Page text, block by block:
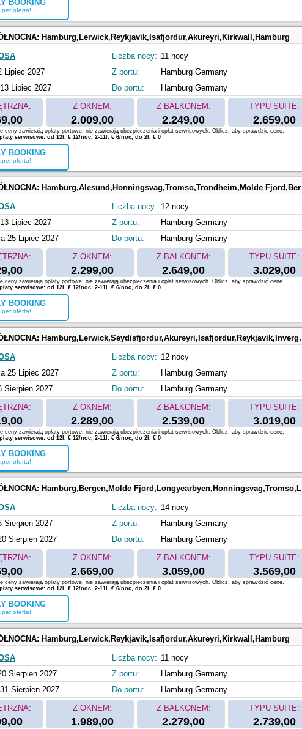
BOOKING
oferta!
Hamburg,Lerwick,Reykjavik,Isafjordur,Akureyri,Kirkwall,Hamburg
Lipiec 2027
Lipiec 2027
Liczba nocy: 11 nocy
Z portu:
Hamburg Germany
Do portu:
Hamburg Germany
Z OKNEM:
2.009,00
Z BALKONEM:
2.249,00
TYPU SUITE:
2.659,00
BOOKING
oferta!
ceny zawierają opłaty portowe, nie zawierają ubezpieczenia i opłat serwisowych. Oblicz, aby sprawdzić cenę.
serwisowe: od 12l. € 12/noc, 2-11l. € 6/noc, do 2l. € 0
Hamburg,Alesund,Honningsvag,Tromso,Trondheim,Molde Fjord,Bergen,Kristiansand,Hamburg
Lipiec 2027
25 Lipiec 2027
Liczba nocy: 12 nocy
Z portu:
Hamburg Germany
Do portu:
Hamburg Germany
Z OKNEM:
2.299,00
Z BALKONEM:
2.649,00
TYPU SUITE:
3.029,00
BOOKING
oferta!
ceny zawierają opłaty portowe, nie zawierają ubezpieczenia i opłat serwisowych. Oblicz, aby sprawdzić cenę.
serwisowe: od 12l. € 12/noc, 2-11l. € 6/noc, do 2l. € 0
Hamburg,Lerwick,Seydisfjordur,Akureyri,Isafjordur,Reykjavik,Invergordon,South Queensferry,Hamburg
25 Lipiec 2027
Sierpien 2027
Liczba nocy: 12 nocy
Z portu:
Hamburg Germany
Do portu:
Hamburg Germany
Z OKNEM:
2.289,00
Z BALKONEM:
2.539,00
TYPU SUITE:
3.019,00
BOOKING
oferta!
ceny zawierają opłaty portowe, nie zawierają ubezpieczenia i opłat serwisowych. Oblicz, aby sprawdzić cenę.
serwisowe: od 12l. € 12/noc, 2-11l. € 6/noc, do 2l. € 0
Hamburg,Bergen,Molde Fjord,Longyearbyen,Honningsvag,Tromso,Leknes,Haugesund,Hamburg
Sierpien 2027
Sierpien 2027
Liczba nocy: 14 nocy
Z portu:
Hamburg Germany
Do portu:
Hamburg Germany
Z OKNEM:
2.669,00
Z BALKONEM:
3.059,00
TYPU SUITE:
3.569,00
BOOKING
oferta!
ceny zawierają opłaty portowe, nie zawierają ubezpieczenia i opłat serwisowych. Oblicz, aby sprawdzić cenę.
serwisowe: od 12l. € 12/noc, 2-11l. € 6/noc, do 2l. € 0
Hamburg,Lerwick,Reykjavik,Isafjordur,Akureyri,Kirkwall,Hamburg
Sierpien 2027
Sierpien 2027
Liczba nocy: 11 nocy
Z portu:
Hamburg Germany
Do portu:
Hamburg Germany
Z OKNEM:
1.989,00
Z BALKONEM:
2.279,00
TYPU SUITE:
2.739,00